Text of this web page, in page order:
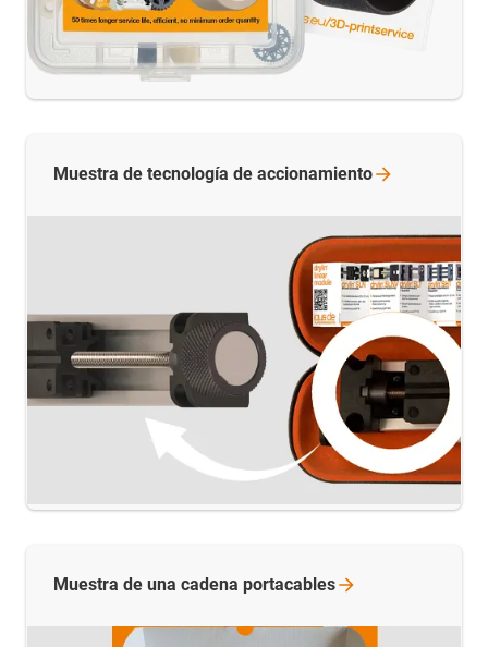
Muestra de tecnología de accionamiento
Muestra de una cadena portacables